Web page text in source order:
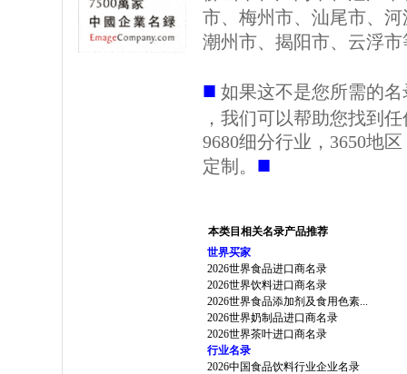
市、梅州市、汕尾市、
潮州市、揭阳市、云浮市
■ 如果这不是您所需的
，我们可以帮助您找到
9680细分行业，3650地
定制。 ■
本类目相关名录产品推荐
世界买家
2026世界食品进口商名录
2026世界饮料进口商名录
2026世界食品添加剂及食用色素...
2026世界奶制品进口商名录
2026世界茶叶进口商名录
行业名录
2026中国食品饮料行业企业名录